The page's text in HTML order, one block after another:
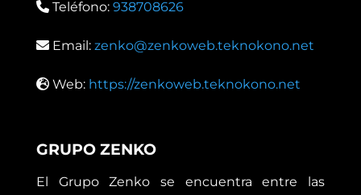
Teléfono: 938708626
Email: zenko@zenkoweb.teknokono.net
Web: https://zenkoweb.teknokono.net
GRUPO ZENKO
El Grupo Zenko se encuentra entre las